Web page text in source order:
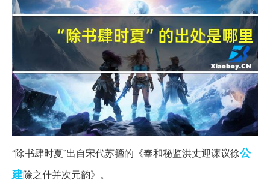
“除书肆时夏”出自宋代苏籀的《奉和秘监洪丈迎谏议徐公
建除之什并次元韵》。